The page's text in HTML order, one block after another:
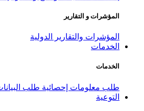
المؤشرات و التقارير
المؤشرات والتقارير الدولية
الخدمات
الخدمات
طلب معلومات إحصائية طلب
التوعية